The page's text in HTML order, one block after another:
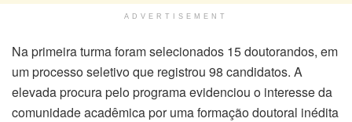
ADVERTISEMENT
Na primeira turma foram selecionados 15 doutorandos, em
um processo seletivo que registrou 98 candidatos. A
elevada procura pelo programa evidenciou o interesse da
comunidade acadêmica por uma formação doutoral inédita